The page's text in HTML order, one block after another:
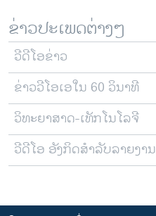
ຂ່າວປະເພດຕ່າງໆ
ວີດີໂອຂ່າວ
ຂ່າວວີໂອເອໃນ 60 ວິນາທີ
ວິທະຍາສາດ-ເທັກໂນໂລຈີ
ວີດີໂອ ອັງກິດສຳລັບລາຍງານ